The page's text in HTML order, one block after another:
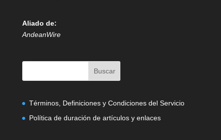
Aliado de:
AndeanWire
Términos, Definiciones y Condiciones del Servicio
Política de duración de artículos y enlaces